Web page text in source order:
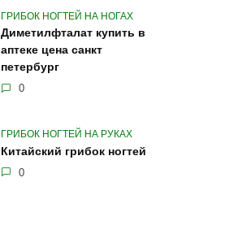
ГРИБОК НОГТЕЙ НА НОГАХ
Диметилфталат купить в
аптеке цена санкт
петербург
0
ГРИБОК НОГТЕЙ НА РУКАХ
Китайский грибок ногтей
0